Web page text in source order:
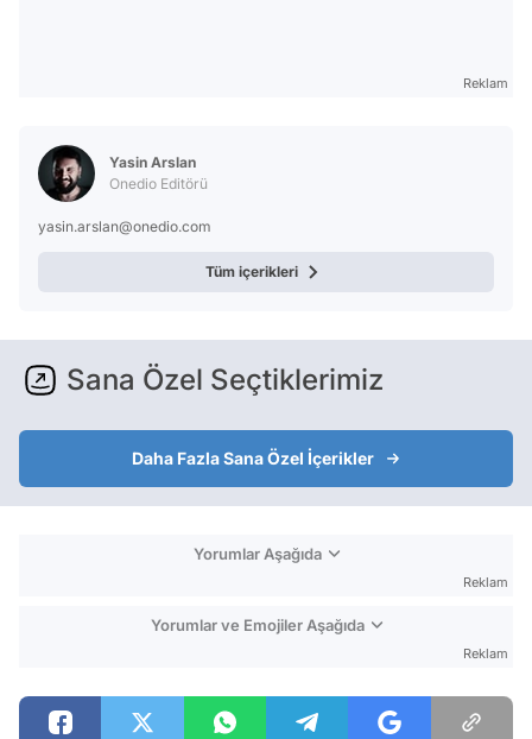
Reklam
Yasin Arslan
Onedio Editörü
yasin.arslan@onedio.com
Tüm içerikleri
Sana Özel Seçtiklerimiz
Daha Fazla Sana Özel İçerikler
Yorumlar Aşağıda
Reklam
Yorumlar ve Emojiler Aşağıda
Reklam